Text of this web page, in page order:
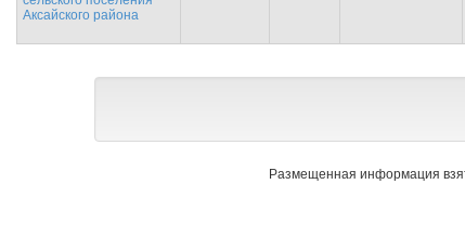
Аксайского района
Размещенная информация